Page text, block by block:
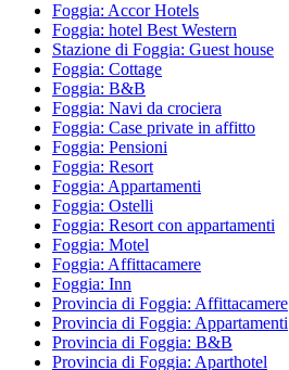
Foggia: Accor Hotels
Foggia: hotel Best Western
Stazione di Foggia: Guest house
Foggia: Cottage
Foggia: B&B
Foggia: Navi da crociera
Foggia: Case private in affitto
Foggia: Pensioni
Foggia: Resort
Foggia: Appartamenti
Foggia: Ostelli
Foggia: Resort con appartamenti
Foggia: Motel
Foggia: Affittacamere
Foggia: Inn
Provincia di Foggia: Affittacamere
Provincia di Foggia: Appartamenti
Provincia di Foggia: B&B
Provincia di Foggia: Aparthotel